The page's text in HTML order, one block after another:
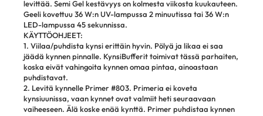
levittää. Semi Gel kestävyys on kolmesta viikosta kuukauteen.
Geeli kovettuu 36 W:n UV-lampussa 2 minuutissa tai 36 W:n
LED-lampussa 45 sekunnissa.
KÄYTTÖOHJEET:
1. Viilaa/puhdista kynsi erittäin hyvin. Pölyä ja likaa ei saa
jäädä kynnen pinnalle. KynsiBufferit toimivat tässä parhaiten,
koska eivät vahingoita kynnen omaa pintaa, ainoastaan
puhdistavat.
2. Levitä kynnelle Primer #803. Primeria ei koveta
kynsiuunissa, vaan kynnet ovat valmiit heti seuraavaan
vaiheeseen. Älä koske enää kynttä. Primer puhdistaa kynnen